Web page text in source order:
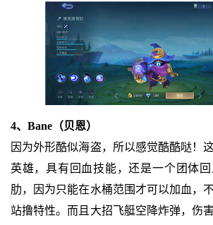
4、Bane（贝恩）
因为外形酷似海盗，所以感觉酷酷哒！
英雄，具有回血技能，还是一个团体
肋，因为只能在水桶范围才可以加血，
站撸特性。而且大招飞艇空降炸弹，伤